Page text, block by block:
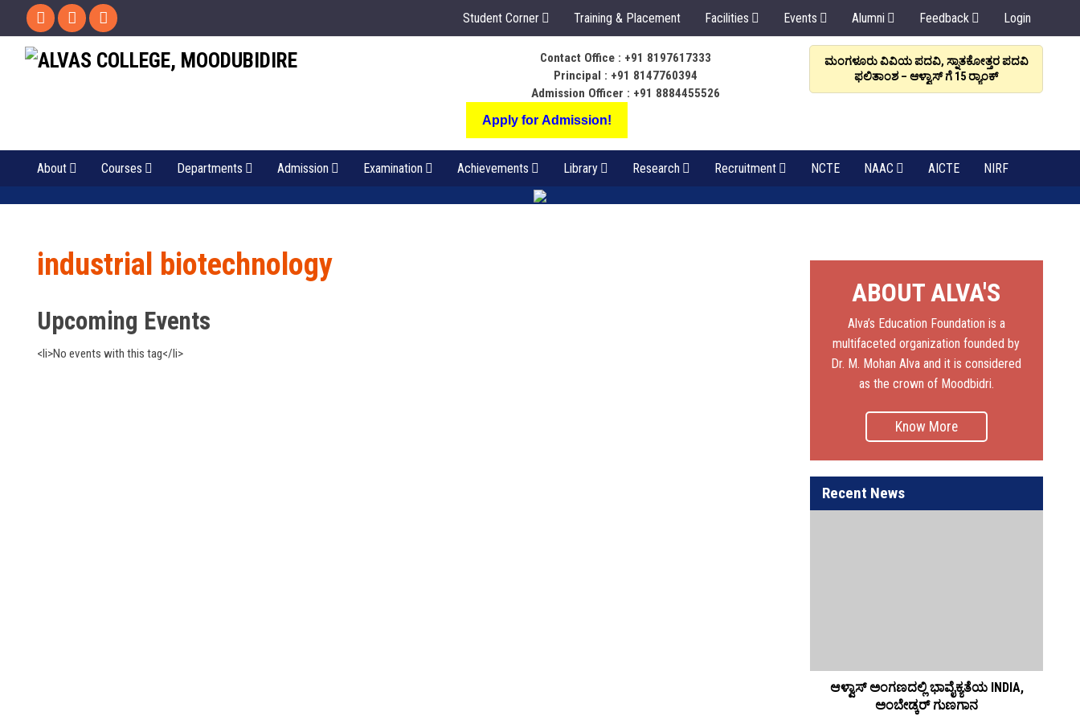
Student Corner Training & Placement Facilities Events Alumni Feedback Login
Contact Office : +91 8197617333
Principal : +91 8147760394
Admission Officer : +91 8884455526
Apply for Admission!
ಬೆಳಕು ಅಂತರಂಗ ಅರಳಿಸಲಿ, ಸಂಬಂಧವೇ
ಸಂಪತ್ತಾಗಲಿ: ಡಾ. ಆಳ್ವ
ಮಂಗಳೂರು ವಿವಿಯ ಪದವಿ, ಸ್ನಾತಕೋತ್ತರ ಪದವಿ
ಫಲಿತಾಂಶ – ಆಳ್ವಾಸ್ ಗೆ 15 ರ್‍ಯಾಂಕ್‌
About Courses Departments Admission Examination Achievements Library Research Recruitment NCTE NAAC AICTE NIRF
industrial biotechnology
Upcoming Events
<li>No events with this tag</li>
ABOUT ALVA'S
Alva’s Education Foundation is a
multifaceted organization founded by
Dr. M. Mohan Alva and it is considered
as the crown of Moodbidri.
Know More
Recent News
ಆಳ್ವಾಸ್ ಅಂಗಣದಲ್ಲಿ ಭಾವೈಕ್ಯತೆಯ INDIA,
ಅಂಬೇಡ್ಕರ್ ಗುಣಗಾನ